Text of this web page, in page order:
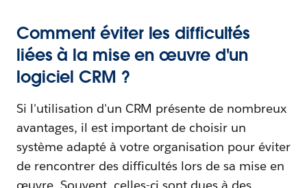
Comment éviter les difficultés
liées à la mise en œuvre d'un
logiciel CRM ?
Si l'utilisation d'un CRM présente de nombreux
avantages, il est important de choisir un
système adapté à votre organisation pour éviter
de rencontrer des difficultés lors de sa mise en